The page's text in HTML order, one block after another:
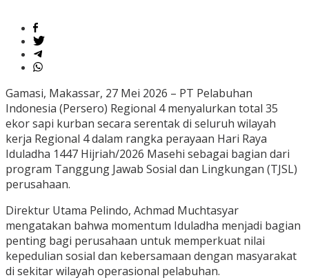
Gamasi, Makassar, 27 Mei 2026 – PT Pelabuhan
Indonesia (Persero) Regional 4 menyalurkan total 35
ekor sapi kurban secara serentak di seluruh wilayah
kerja Regional 4 dalam rangka perayaan Hari Raya
Iduladha 1447 Hijriah/2026 Masehi sebagai bagian dari
program Tanggung Jawab Sosial dan Lingkungan (TJSL)
perusahaan.
Direktur Utama Pelindo, Achmad Muchtasyar
mengatakan bahwa momentum Iduladha menjadi bagian
penting bagi perusahaan untuk memperkuat nilai
kepedulian sosial dan kebersamaan dengan masyarakat
di sekitar wilayah operasional pelabuhan.